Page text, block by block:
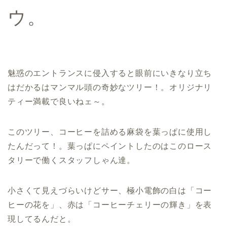
ウ。
魅惑のエントランスに侵入すると眼前にいきなり立ち
はだかるはマンマル頭の奇妙なツリー！。オリジナリ
ティー満載で良いねェ～。
このツリー、コーヒーを詰める麻袋を葉っぱに使用し
たんだって！。葉っぱにペイントしたのはこのロース
タリーで働くスタッフしゃん達。
小さくて見えづらいけどサー、極小電飾の白は「コー
ヒーの花を」、赤は「コーヒーチェリーの輝き」を表
現してるんだと。